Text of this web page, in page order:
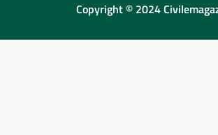
Copyright © 2024